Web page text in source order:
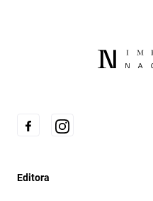
Editora